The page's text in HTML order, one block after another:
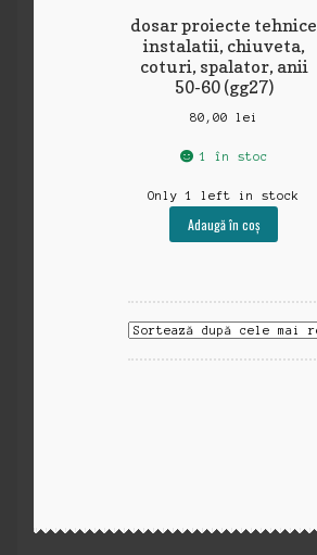
dosar proiecte tehnice
instalatii, chiuveta,
coturi, spalator, anii
50-60 (gg27)
80,00 lei
1 în stoc
Only 1 left in stock
Adaugă în coș